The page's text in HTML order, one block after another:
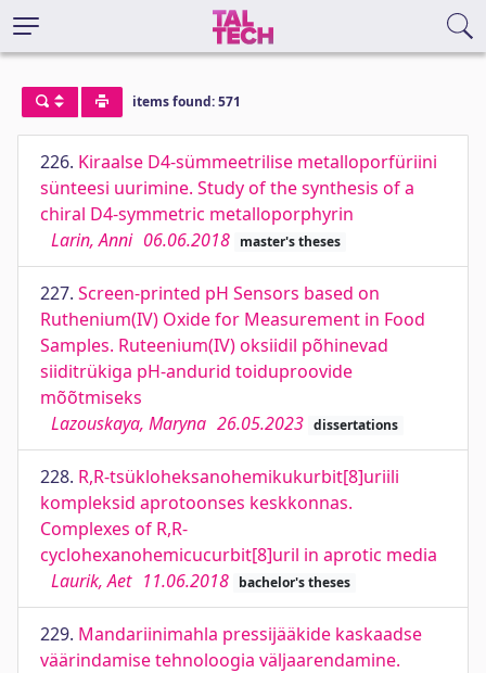
items found: 571
226. Kiraalse D4-sümmeetrilise metalloporfüriini
sünteesi uurimine. Study of the synthesis of a
chiral D4-symmetric metalloporphyrin
Larin, Anni 06.06.2018 master's theses
227. Screen-printed pH Sensors based on
Ruthenium(IV) Oxide for Measurement in Food
Samples. Ruteenium(IV) oksiidil põhinevad
siiditrükiga pH-andurid toiduproovide
mõõtmiseks
Lazouskaya, Maryna 26.05.2023 dissertations
228. R,R-tsükloheksanohemikukurbit[8]uriili
kompleksid aprotoonses keskkonnas.
Complexes of R,R-
cyclohexanohemicucurbit[8]uril in aprotic media
Laurik, Aet 11.06.2018 bachelor's theses
229. Mandariinimahla pressijääkide kaskaadse
väärindamise tehnoloogia väljaarendamine.